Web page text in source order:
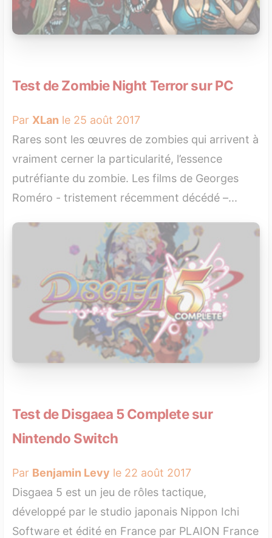
Test de Zombie Night Terror sur PC
Par XLan le 25 août 2017
Rares sont les œuvres de zombies qui arrivent à
vraiment cerner la particularité, l’essence
putréfiante du zombie. Les films de Georges
Roméro - tristement récemment décédé –...
Test de Disgaea 5 Complete sur
Nintendo Switch
Par Benjamin Levy le 22 août 2017
Disgaea 5 est un jeu de rôles tactique,
développé par le studio japonais Nippon Ichi
Software et édité en France par PLAION France